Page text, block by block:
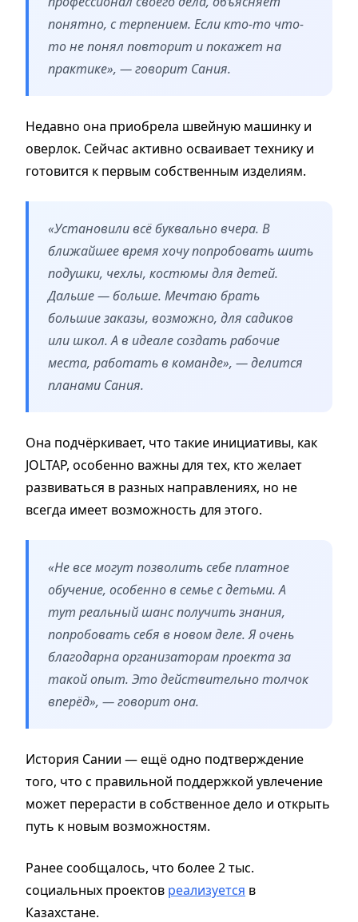
понятно, с терпением. Если кто-то что-
то не понял повторит и покажет на
практике», — говорит Сания.
Недавно она приобрела швейную машинку и
оверлок. Сейчас активно осваивает технику и
готовится к первым собственным изделиям.
«Установили всё буквально вчера. В
ближайшее время хочу попробовать шить
подушки, чехлы, костюмы для детей.
Дальше — больше. Мечтаю брать
большие заказы, возможно, для садиков
или школ. А в идеале создать рабочие
места, работать в команде», — делится
планами Сания.
Она подчёркивает, что такие инициативы, как
JOLTAP, особенно важны для тех, кто желает
развиваться в разных направлениях, но не
всегда имеет возможность для этого.
«Не все могут позволить себе платное
обучение, особенно в семье с детьми. А
тут реальный шанс получить знания,
попробовать себя в новом деле. Я очень
благодарна организаторам проекта за
такой опыт. Это действительно толчок
вперёд», — говорит она.
История Сании — ещё одно подтверждение
того, что с правильной поддержкой увлечение
может перерасти в собственное дело и открыть
путь к новым возможностям.
Ранее сообщалось, что более 2 тыс.
социальных проектов реализуется в
Казахстане.